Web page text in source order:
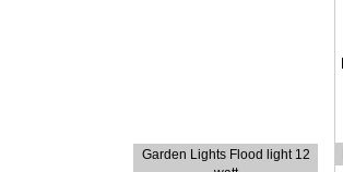
Garden Lights Flood light 12